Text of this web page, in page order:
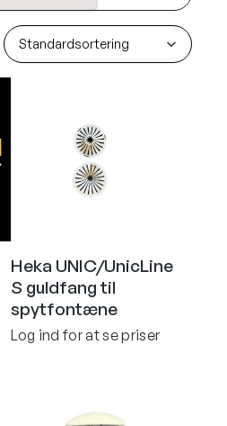
Heka UNIC/UnicLine
S guldfang til
spytfontæne
Log ind for at se priser